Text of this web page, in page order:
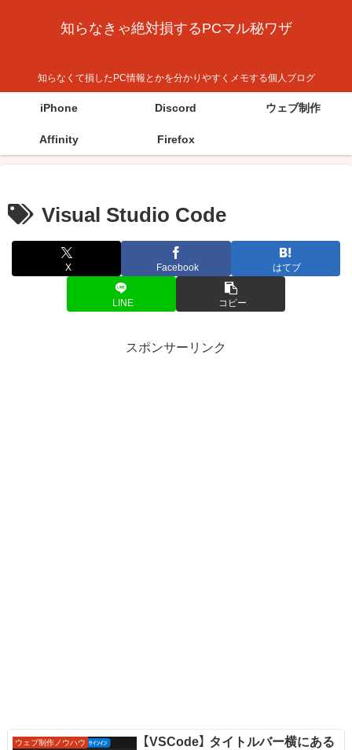
知らなきゃ絶対損するPCマル秘ワザ
知らなくて損したPC情報とかを分かりやすくメモする個人ブログ
iPhone Discord ウェブ制作
Affinity Firefox
Visual Studio Code
X Facebook はてブ
LINE コピー
スポンサーリンク
ウェブ制作ノウハウ
【VSCode】 タイトルバー横にある